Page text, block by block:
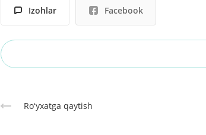
Izohlar Facebook
Roʻyxatga qaytish